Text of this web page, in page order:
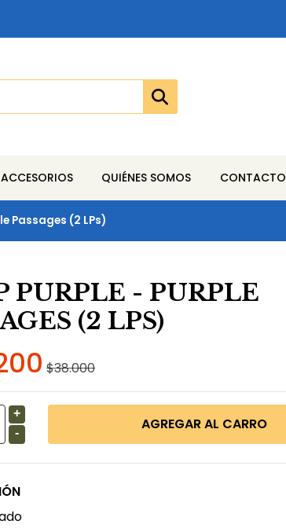
ACCESORIOS QUIÉNES SOMOS CONTACTO
Passages (2 LPs)
PURPLE - PURPLE
(2 LPS)
$38.000
+
-